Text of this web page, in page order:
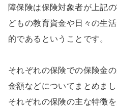
障保険は保険対象者が上記
どもの教育資金や日々の生
的であるということです。
それぞれの保険での保険金
金額などについてまとめま
それぞれの保険の主な特徴